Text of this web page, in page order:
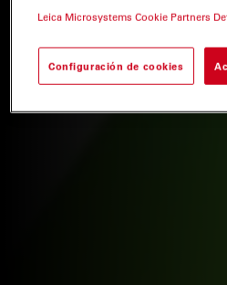
Leica Microsystems Cookie Partners
Configuración de cookies